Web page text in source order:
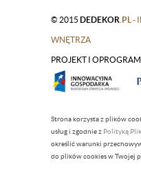
© 2015 DEDEKOR .PL -
WNĘTRZA
|
PROJEKT I
Strona korzysta z plików
usług i zgodnie z Polityką
określić warunki
do plików cookies w Twojej